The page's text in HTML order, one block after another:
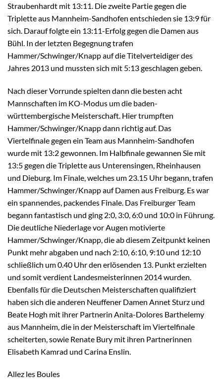
Straubenhardt mit 13:11. Die zweite Partie gegen die
Triplette aus Mannheim-Sandhofen entschieden sie 13:9 für
sich. Darauf folgte ein 13:11-Erfolg gegen die Damen aus
Bühl. In der letzten Begegnung trafen
Hammer/Schwinger/Knapp auf die Titelverteidiger des
Jahres 2013 und mussten sich mit 5:13 geschlagen geben.
Nach dieser Vorrunde spielten dann die besten acht
Mannschaften im KO-Modus um die baden-
württembergische Meisterschaft. Hier trumpften
Hammer/Schwinger/Knapp dann richtig auf. Das
Viertelfinale gegen ein Team aus Mannheim-Sandhofen
wurde mit 13:2 gewonnen. Im Halbfinale gewannen Sie mit
13:5 gegen die Triplette aus Unterensingen, Rheinhausen
und Dieburg. Im Finale, welches um 23.15 Uhr begann, trafen
Hammer/Schwinger/Knapp auf Damen aus Freiburg. Es war
ein spannendes, packendes Finale. Das Freiburger Team
begann fantastisch und ging 2:0, 3:0, 6:0 und 10:0 in Führung.
Die deutliche Niederlage vor Augen motivierte
Hammer/Schwinger/Knapp, die ab diesem Zeitpunkt keinen
Punkt mehr abgaben und nach 2:10, 6:10, 9:10 und 12:10
schließlich um 0.40 Uhr den erlösenden 13. Punkt erzielten
und somit verdient Landesmeisterinnen 2014 wurden.
Ebenfalls für die Deutschen Meisterschaften qualifiziert
haben sich die anderen Neuffener Damen Annet Sturz und
Beate Hogh mit ihrer Partnerin Anita-Dolores Barthelemy
aus Mannheim, die in der Meisterschaft im Viertelfinale
scheiterten, sowie Renate Bury mit ihren Partnerinnen
Elisabeth Kamrad und Carina Enslin.
Allez les Boules